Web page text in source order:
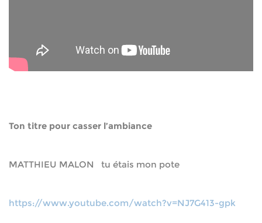
Ton titre pour casser l’ambiance
MATTHIEU MALON tu étais mon pote
https://www.youtube.com/watch?v=NJ7G413-gpk